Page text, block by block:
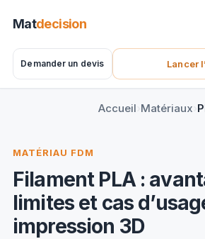
Matdecision
Demander un devis
(nouvel onglet) Lancer
Accueil Matériaux
MATÉRIAU FDM
Filament PLA :
limites et cas
impression 3D